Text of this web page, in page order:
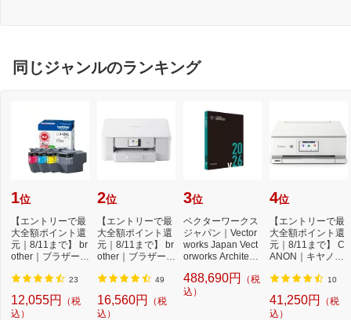
同じジャンルのランキング
1位
【エントリーで最
大全額ポイント還
元｜8/11まで】 br
other｜ブラザー L
23
12,055円
（税
込）
2位
【エントリーで最
大全額ポイント還
元｜8/11まで】 br
other｜ブラザー D
49
16,560円
（税
込）
3位
ベクターワークス
ジャパン｜Vector
works Japan Vect
orworks Architect
488,690円
（税
込）
4位
【エントリーで最
大全額ポイント還
元｜8/11まで】 C
ANON｜キヤノン
ト...
10
41,250円
（税
込）